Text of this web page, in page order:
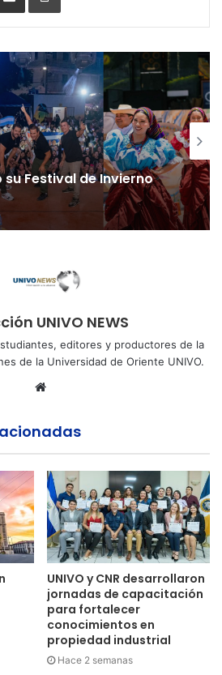
Festival de Invierno
semana agostina
UNIVO NEWS
editores y productores de la
de la Universidad de Oriente UNIVO.
Sitio
UNIVO y CNR desarrollaron
jornadas de capacitación
para fortalecer
conocimientos en
propiedad industrial
Hace 2 semanas